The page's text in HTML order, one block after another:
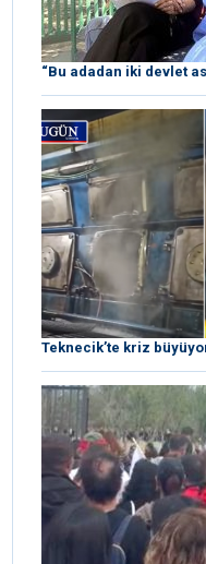
“Bu adadan iki devlet
Teknecik’te kriz